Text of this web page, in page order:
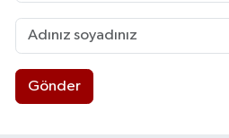
Gönder